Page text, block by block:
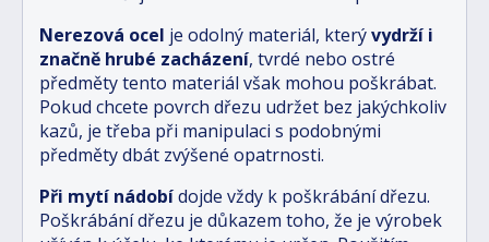
Nerezová ocel je odolný materiál, kterývydrží i
značně hrubé zacházení, tvrdé nebo ostré
předměty tento materiál však mohou poškrábat.
Pokud chcete povrch dřezu udržet bez jakýchkoliv
kazů, je třeba při manipulaci s podobnými
předměty dbát zvýšené opatrnosti.
Při mytí nádobídojde vždy k poškrábání dřezu.
Poškrábání dřezu je důkazem toho, že je výrobek